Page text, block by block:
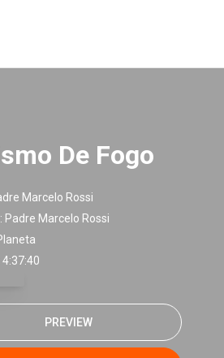
De Fogo
Marcelo Rossi
Padre Marcelo Rossi
4:37:40
PREVIEW